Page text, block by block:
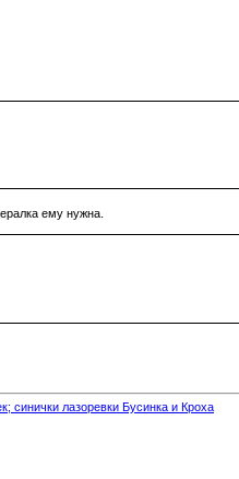
ему нужна.
синички лазоревки Бусинка и Кроха